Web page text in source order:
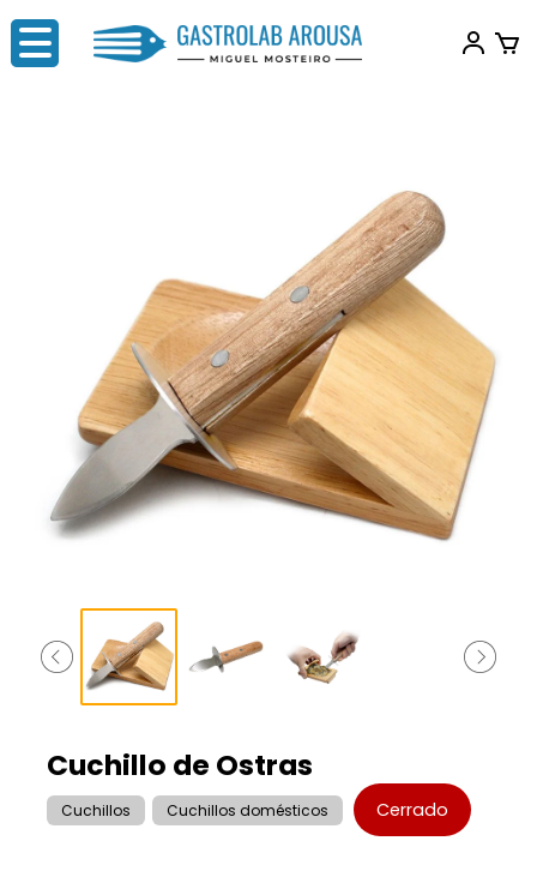
Cuchillo de Ostras
Cuchillos Cuchillos domésticos Cerrado